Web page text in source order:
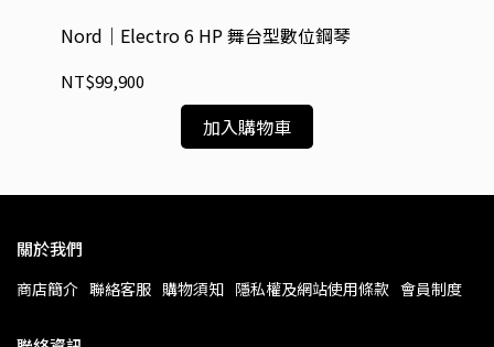
Nord｜Electro 6 HP 舞台型數位鋼琴
NT$99,900
加入購物車
關於我們
商店簡介 聯絡客服 購物須知 隱私權及網站使用條款 會員制度